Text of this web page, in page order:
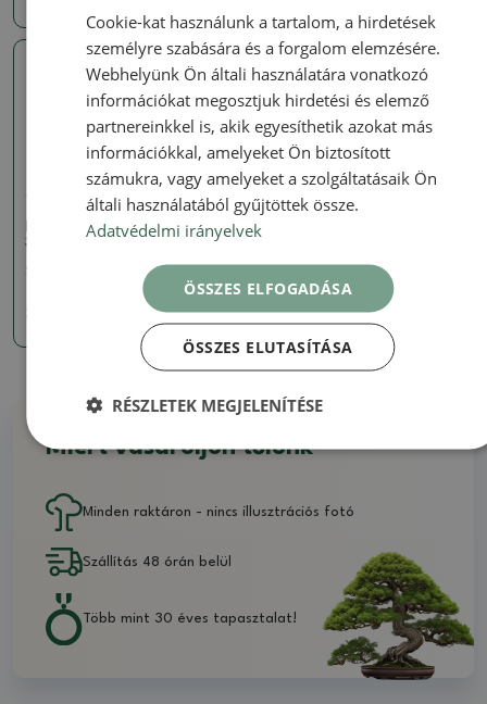
Valódi fotó
kerámia bonsai tál 9 x 8 x
3,5 cm, rózsaszínű
2844 Ft
Miért vásároljon tőlünk
Minden raktáron - nincs illusztrációs fotó
Szállítás 48 órán belül
Több mint 30 éves tapasztalat!
Cookie-kat használunk a tartalom, a hirdetések
személyre szabására és a forgalom elemzésére.
Webhelyünk Ön általi használatára vonatkozó
információkat megosztjuk hirdetési és elemző
partnereinkkel is, akik egyesíthetik azokat más
információkkal, amelyeket Ön biztosított
számukra, vagy amelyeket a szolgáltatásaik Ön
általi használatából gyűjtöttek össze.
Adatvédelmi irányelvek
ÖSSZES ELFOGADÁSA
ÖSSZES ELUTASÍTÁSA
RÉSZLETEK MEGJELENÍTÉSE